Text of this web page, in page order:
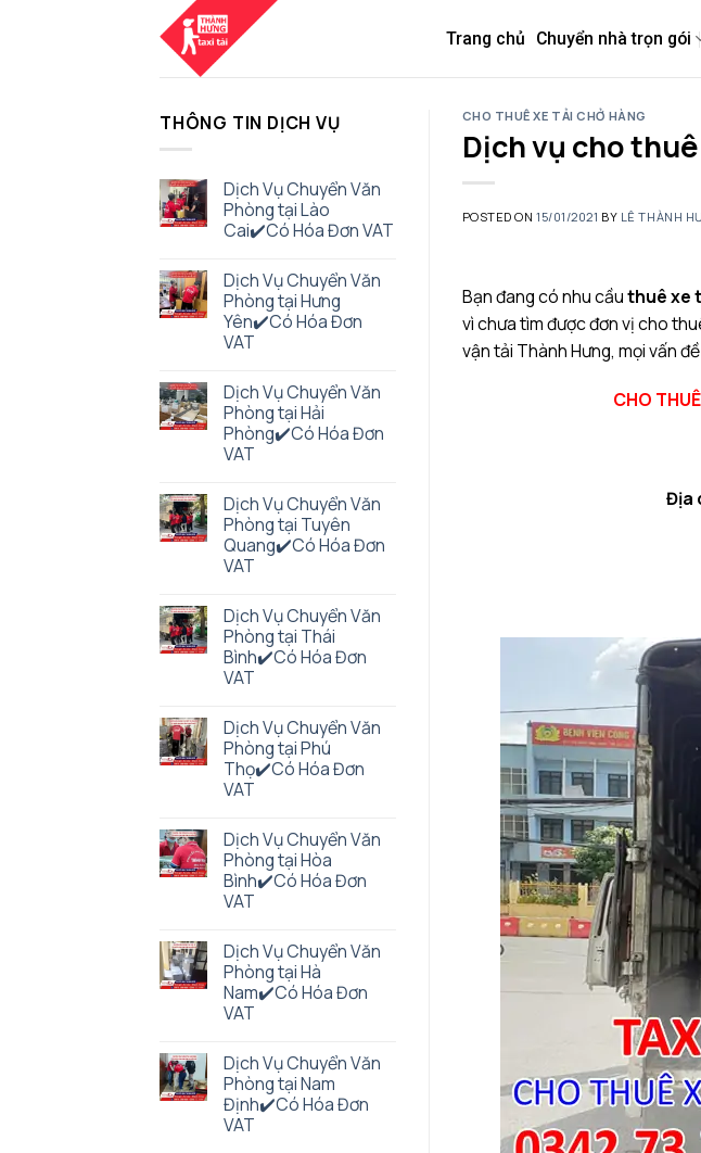
Trang chủ Chuyển nhà trọn gói
THÔNG TIN DỊCH VỤ
Dịch Vụ Chuyển Văn
Phòng tại Lào
Cai✔️Có Hóa Đơn VAT
Dịch Vụ Chuyển Văn
Phòng tại Hưng
Yên✔️Có Hóa Đơn
VAT
Dịch Vụ Chuyển Văn
Phòng tại Hải
Phòng✔️Có Hóa Đơn
VAT
Dịch Vụ Chuyển Văn
Phòng tại Tuyên
Quang✔️Có Hóa Đơn
VAT
Dịch Vụ Chuyển Văn
Phòng tại Thái
Bình✔️Có Hóa Đơn
VAT
Dịch Vụ Chuyển Văn
Phòng tại Phú
Thọ✔️Có Hóa Đơn
VAT
Dịch Vụ Chuyển Văn
Phòng tại Hòa
Bình✔️Có Hóa Đơn
VAT
Dịch Vụ Chuyển Văn
Phòng tại Hà
Nam✔️Có Hóa Đơn
VAT
Dịch Vụ Chuyển Văn
Phòng tại Nam
Định✔️Có Hóa Đơn
VAT
CHO THUÊ XE TẢI CHỞ HÀNG
Dịch vụ cho
POSTED ON15/01/2021 BY LÊ THÀNH
Bạn đang có nhu cầuthuê xe
vì chưa tìm được đơn vị cho
vận tải Thành Hưng, mọi vấn
CHO
Địa